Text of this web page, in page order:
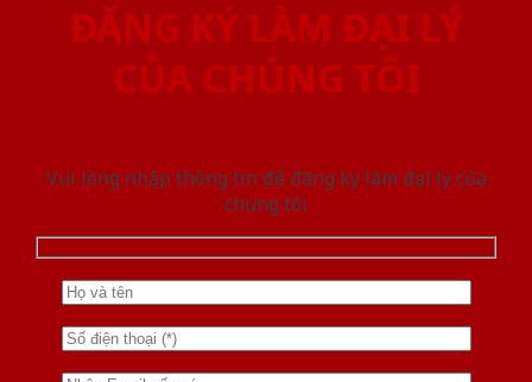
ĐĂNG KÝ LÀM ĐẠI LÝ
CỦA CHÚNG TÔI
Vui lòng nhập thông tin để đăng ký làm đại lý của
chúng tôi